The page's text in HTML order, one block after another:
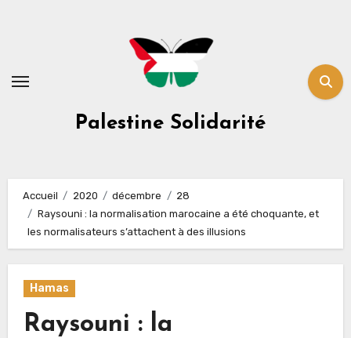
Palestine Solidarité
Accueil 2020 décembre
28
Raysouni : la normalisation marocaine a été choquante, et
les normalisateurs s’attachent à des illusions
Hamas
Raysouni : la